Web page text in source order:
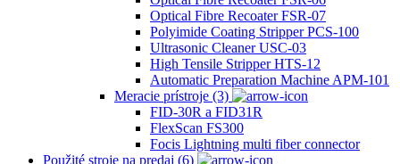
Optical Fibre Recoater FSR-07
Polyimide Coating Stripper PCS-100
Ultrasonic Cleaner USC-03
High Tensile Stripper HTS-12
Automatic Preparation Machine APM-101
Meracie prístroje (3)
FID-30R a FID31R
FlexScan FS300
Focis Lightning multi fiber connector
Použité stroje na predaj (6)